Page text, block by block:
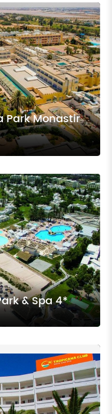
Park Monastir
& Spa 4*